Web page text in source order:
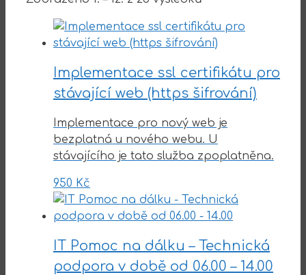
Implementace ssl certifikátu pro
stávající web (https šifrování)
Implementace pro nový web je
bezplatná u nového webu. U
stávajícího je tato služba zpoplatněna.
950 Kč
IT Pomoc na dálku – Technická
podpora v době od 06.00 – 14.00